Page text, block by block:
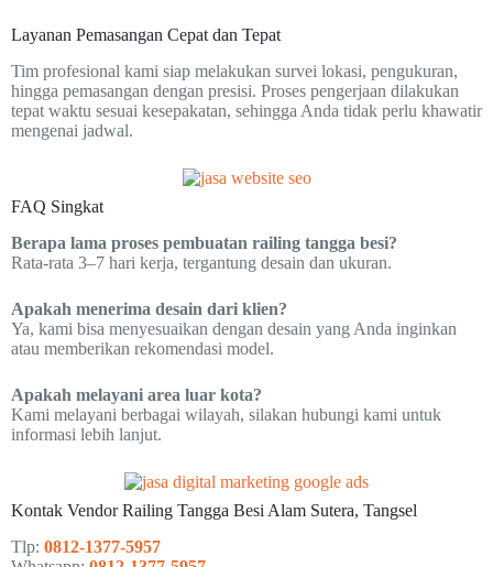
Layanan Pemasangan Cepat dan Tepat
Tim profesional kami siap melakukan survei lokasi, pengukuran,
hingga pemasangan dengan presisi. Proses pengerjaan dilakukan
tepat waktu sesuai kesepakatan, sehingga Anda tidak perlu khawatir
mengenai jadwal.
FAQ Singkat
Berapa lama proses pembuatan railing tangga besi?
Rata-rata 3–7 hari kerja, tergantung desain dan ukuran.
Apakah menerima desain dari klien?
Ya, kami bisa menyesuaikan dengan desain yang Anda inginkan
atau memberikan rekomendasi model.
Apakah melayani area luar kota?
Kami melayani berbagai wilayah, silakan hubungi kami untuk
informasi lebih lanjut.
Kontak Vendor Railing Tangga Besi Alam Sutera, Tangsel
Tlp: 0812-1377-5957